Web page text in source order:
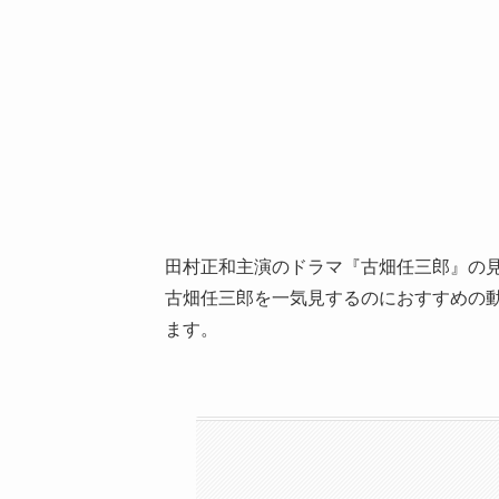
田村正和主演のドラマ『古畑任三郎』の
古畑任三郎を一気見するのにおすすめの
ます。